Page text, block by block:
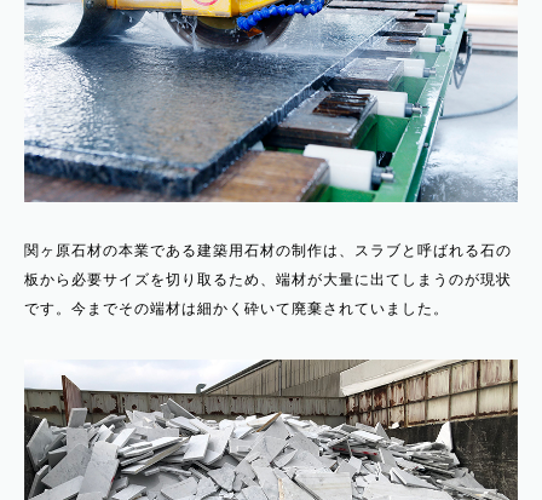
関ヶ原石材の本業である建築用石材の制作は、スラブと呼ばれる石の
板から必要サイズを切り取るため、端材が大量に出てしまうのが現状
です。今までその端材は細かく砕いて廃棄されていました。